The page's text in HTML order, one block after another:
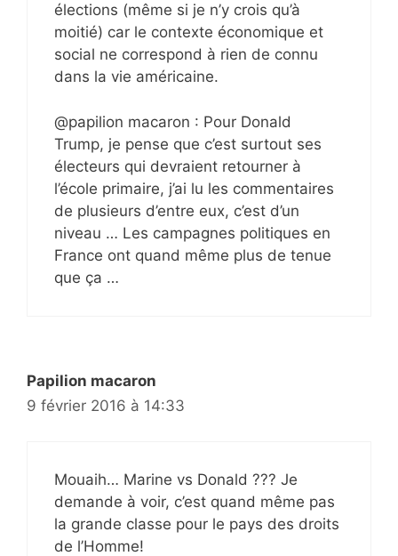
élections (même si je n’y crois qu’à
moitié) car le contexte économique et
social ne correspond à rien de connu
dans la vie américaine.
@papilion macaron : Pour Donald
Trump, je pense que c’est surtout ses
électeurs qui devraient retourner à
l’école primaire, j’ai lu les commentaires
de plusieurs d’entre eux, c’est d’un
niveau … Les campagnes politiques en
France ont quand même plus de tenue
que ça …
Papilion macaron
9 février 2016 à 14:33
Mouaih… Marine vs Donald ??? Je
demande à voir, c’est quand même pas
la grande classe pour le pays des droits
de l’Homme!